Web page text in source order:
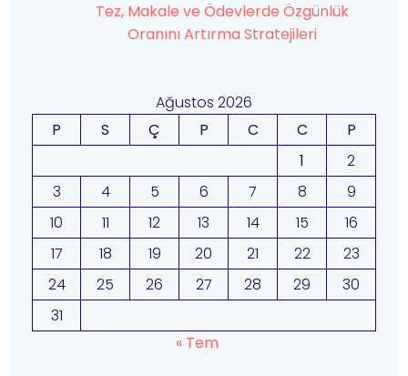
Tez, Makale ve Ödevlerde Özgünlük
Oranını Artırma Stratejileri
Ağustos 2026
P
S Ç P C C
P
1
2
3
4 5 6 7 8
9
10
11 12 13 14 15
16
17
18 19 20 21 22
23
24
25 26 27 28 29
30
31
« Tem